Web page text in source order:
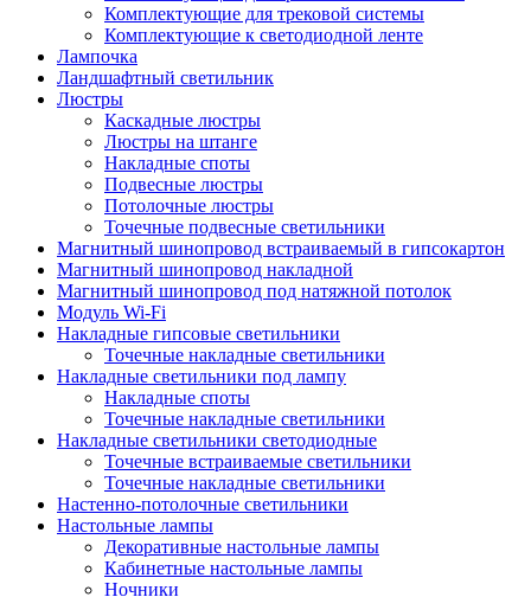
Комплектующие для трековой системы
Комплектующие к светодиодной ленте
Лампочка
Ландшафтный светильник
Люстры
Каскадные люстры
Люстры на штанге
Накладные споты
Подвесные люстры
Потолочные люстры
Точечные подвесные светильники
Магнитный шинопровод встраиваемый в гипсокартон
Магнитный шинопровод накладной
Магнитный шинопровод под натяжной потолок
Модуль Wi-Fi
Накладные гипсовые светильники
Точечные накладные светильники
Накладные светильники под лампу
Накладные споты
Точечные накладные светильники
Накладные светильники светодиодные
Точечные встраиваемые светильники
Точечные накладные светильники
Настенно-потолочные светильники
Настольные лампы
Декоративные настольные лампы
Кабинетные настольные лампы
Ночники